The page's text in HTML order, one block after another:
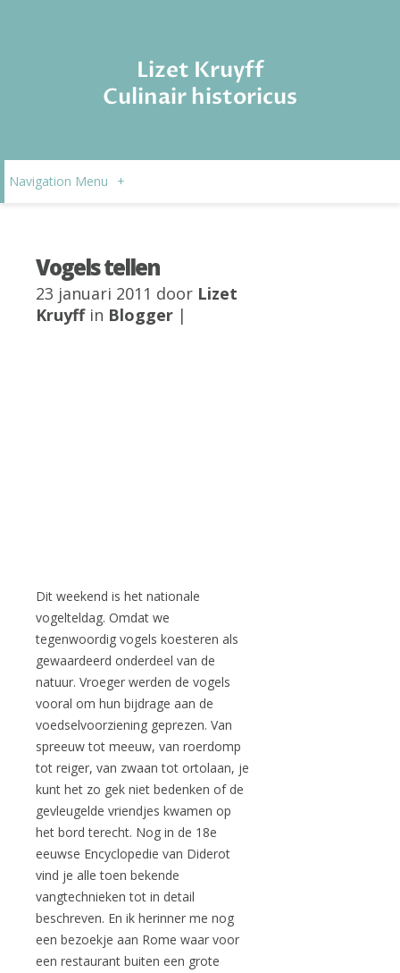
Lizet Kruyff
Culinair historicus
Navigation Menu +
Vogels tellen
23 januari 2011 door Lizet
Kruyffin Blogger |
Dit weekend is het nationale
vogelteldag. Omdat we
tegenwoordig vogels koesteren als
gewaardeerd onderdeel van de
natuur. Vroeger werden de vogels
vooral om hun bijdrage aan de
voedselvoorziening geprezen. Van
spreeuw tot meeuw, van roerdomp
tot reiger, van zwaan tot ortolaan, je
kunt het zo gek niet bedenken of de
gevleugelde vriendjes kwamen op
het bord terecht. Nog in de 18e
eeuwse Encyclopedie van Diderot
vind je alle toen bekende
vangtechnieken tot in detail
beschreven. En ik herinner me nog
een bezoekje aan Rome waar voor
een restaurant buiten een grote